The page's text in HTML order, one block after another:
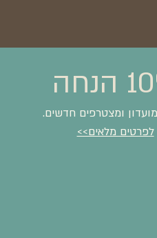
ומצטרפים חדשים.
לפרטים מלאים>>